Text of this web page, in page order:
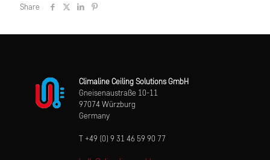
Share
Climaline Ceiling Solutions GmbH
Gneisenaustraße 10-11
97074 Würzburg
Germany
T +49 (0) 9 31 46 59 90 77